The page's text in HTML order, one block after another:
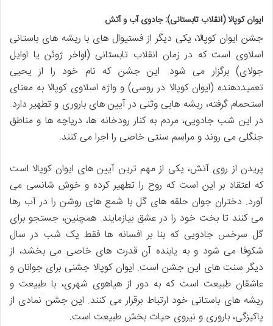
ایوان کوپالا (انقلاب تابستانی): جادوی آب و آتش
جشن ایوان کوپالا، یکی دیگر از فستیوال های با ریشه های باستانی
اسلاوی است که در زمان انقلاب تابستانی (اواخر ژوئن یا اوایل
جولای) برگزار می شود. این جشن که نام خود را از یحیی
تعمیددهنده (ایوان کوپالا در روسی) و واژه اسلاوی کوپالا به معنای
استحمام گرفته، ریشه هایی وثنی در آیین های باروری و تطهیر دارد.
در این شب جادویی، مردم به کنار رودخانه ها، دریاچه ها و مناطق
جنگلی می روند و مراسم سنتی خاصی را اجرا می کنند.
پریدن از روی آتش، یکی از مهم ترین آیین های ایوان کوپالا است
که اعتقاد بر این است که روح را تطهیر کرده و خوش شانسی می
آورد. دختران جوان حلقه های گل با شمع های روشن را در آب رها
می کنند تا بخت خود را در عشق بیازمایند. همچنین، جستجو برای
گل سرخس جادویی که بنا بر افسانه ها فقط یک شب در سال
شکوفا می شود و به یابنده آن قدرت های خاصی می بخشد، از
دیگر سنت های این جشن است. ایوان کوپالا جشنی برای جوانان و
عاشقان طبیعت است که به دور از هیاهوی شهری، با طبیعت و
ریشه های باستانی خود ارتباط برقرار می کنند. این جشن نمادی از
پاکیزگی، باروری و نیروی حیات بخش طبیعت است.